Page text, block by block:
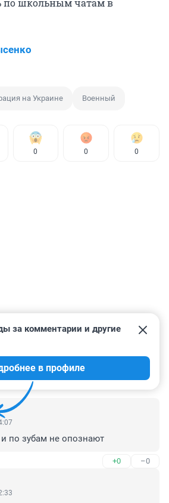
по школьным чатам в
на Украине Военный
0 0 0
134
за комментарии и другие
в профиле
и по зубам не опознают
+0 –0